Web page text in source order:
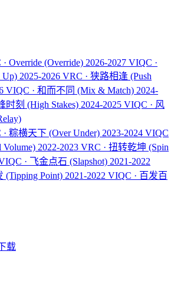
Override (Override) 2026-2027 VIQC ·
Up) 2025-2026 VRC · 狭路相逢 (Push
VIQC · 和而不同 (Mix & Match) 2024-
时刻 (High Stakes) 2024-2025 VIQC · 风
· 粽横天下 (Over Under) 2023-2024 VIQC
Volume) 2022-2023 VRC · 扭转乾坤 (Spin
· 飞金点石 (Slapshot) 2021-2022
(Tipping Point) 2021-2022 VIQC · 百发百
载